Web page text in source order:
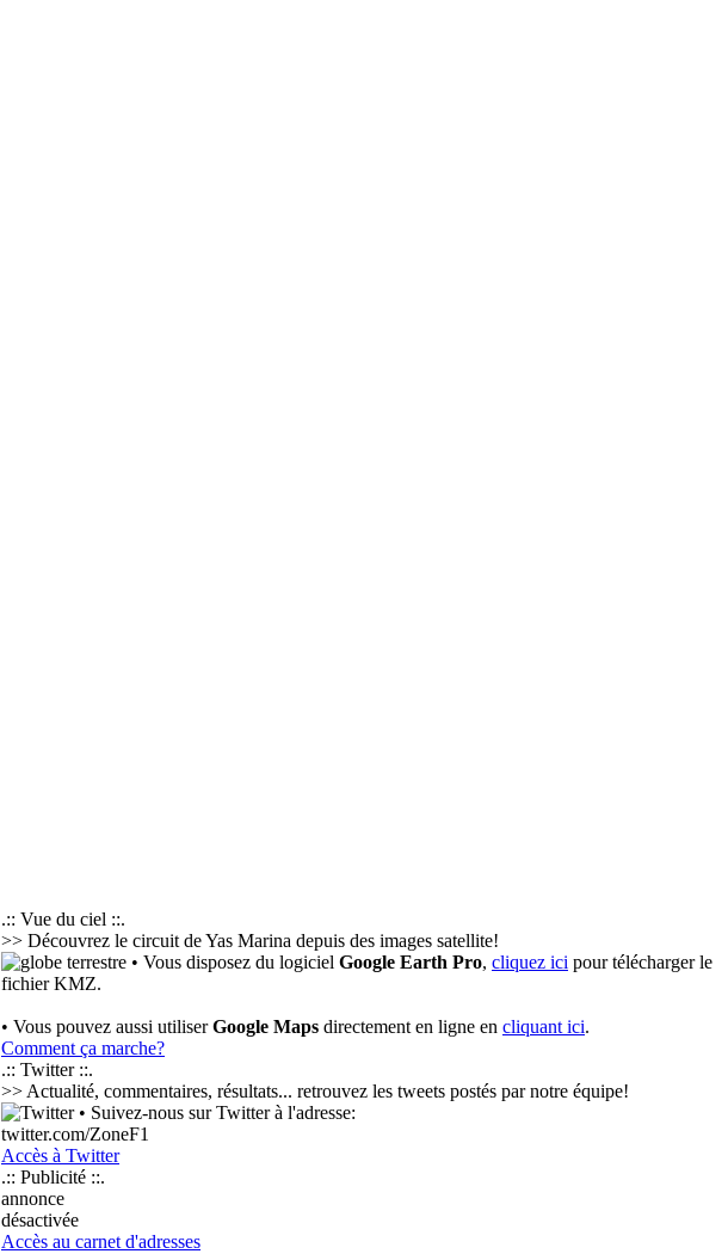
.:: Vue du ciel ::.
>> Découvrez le circuit de Yas Marina depuis des images satellite!
• Vous disposez du logiciel Google Earth Pro, cliquez ici pour télécharger le
fichier KMZ.
• Vous pouvez aussi utiliserGoogle Maps directement en ligne en cliquant ici.
Comment ça marche?
.:: Twitter ::.
>> Actualité, commentaires, résultats... retrouvez les tweets postés par notre équipe!
• Suivez-nous sur Twitter à l'adresse:
twitter.com/ZoneF1
Accès à Twitter
.:: Publicité ::.
annonce
désactivée
Accès au carnet d'adresses